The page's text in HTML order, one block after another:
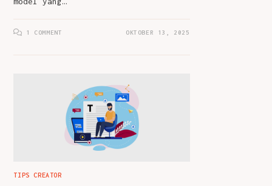
1 COMMENT OKTOBER 13, 2025
TIPS CREATOR